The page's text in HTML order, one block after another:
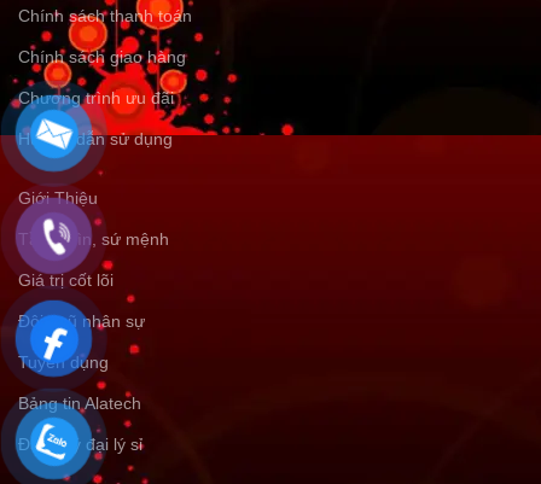
Chính sách thanh toán
Chính sách giao hàng
Chương trình ưu đãi
Hướng dẫn sử dụng
Giới Thiệu
Tầm nhìn, sứ mệnh
Giá trị cốt lõi
Đội ngũ nhân sự
Tuyển dụng
Bảng tin Alatech
Đăng ký đại lý sỉ